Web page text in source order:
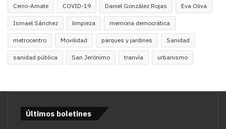
Cerro-Amate COVID-19 Daniel González Rojas Eva Oliva
Ismael Sánchez limpieza memoria democrática
metrocentro Movilidad parques y jardines Sanidad
sanidad pública San Jerónimo tranvía urbanismo
Últimos boletines